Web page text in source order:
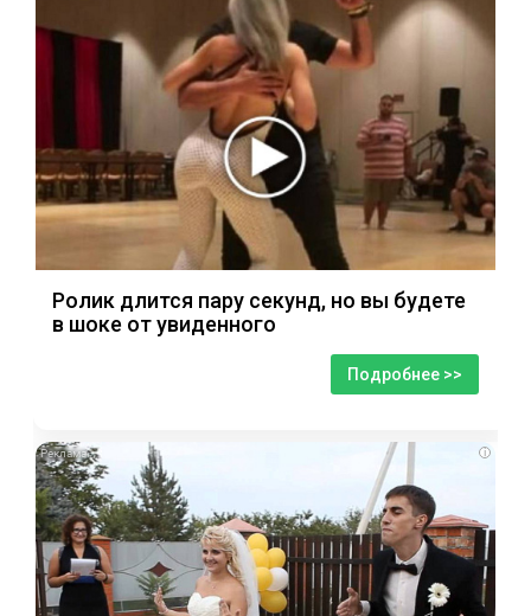
Ролик длится пару секунд, но вы будете
в шоке от увиденного
Подробнее >>
i